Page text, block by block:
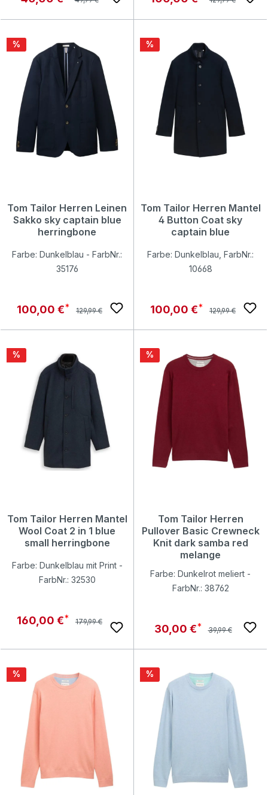
Rabatt
%
Tom Tailor Herren Leinen
Sakko sky captain blue
herringbone
Farbe: Dunkelblau - FarbNr.:
35176
Verkaufspreis:
100,00 € Regulärer Preis:
129,99 €
Rabatt
%
Tom Tailor Herren Mantel
4 Button Coat sky
captain blue
Farbe: Dunkelblau, FarbNr.:
10668
Verkaufspreis:
100,00 € Regulärer Preis:
129,99 €
Rabatt
%
Tom Tailor Herren Mantel
Wool Coat 2 in 1 blue
small herringbone
Farbe: Dunkelblau mit Print -
FarbNr.: 32530
Verkaufspreis:
160,00 € Regulärer Preis:
179,99 €
Rabatt
%
Tom Tailor Herren
Pullover Basic Crewneck
Knit dark samba red
melange
Farbe: Dunkelrot meliert -
FarbNr.: 38762
Verkaufspreis:
30,00 € Regulärer Preis:
39,99 €
Rabatt
% Rabatt
%